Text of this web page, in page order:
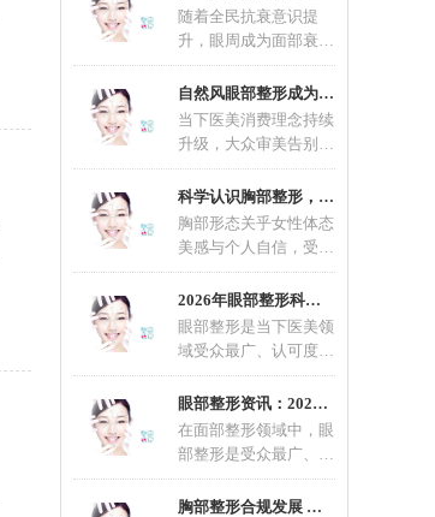
随着全民抗衰意识提
升，眼周成为面部衰老
问题最先显现的区域，
眼部抗衰不再是中老年
群
自然风眼部整形成为主流 精细化术式适配不同
当下医美消费理念持续
升级，大众审美告别过
去夸张网红款造型，自
然风眼部整形一跃成为科学认识胸部整形，理性塑造优美体态
胸部形态关乎女性体态
美感与个人自信，受先
天发育、年龄增长、生
育哺乳等因素影响，不
2026年眼部整形科普：适配不同眼型的整形方案
眼部整形是当下医美领
域受众最广、认可度最
高的轻整形项目，也是
改善眼部形态、优化五
眼部整形资讯：2026眼部整形流行趋势，自然定
在面部整形领域中，眼
部整形是受众最广、精
细度要求最高的项目，
直接影响面部整体颜值
胸部整形合规发展 科学变美成行业共识